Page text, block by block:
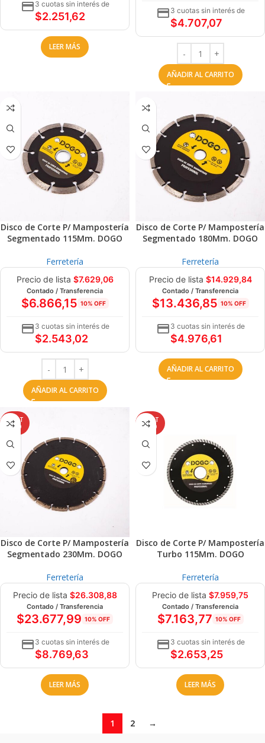
3 cuotas sin interés de
$2.251,62
LEER MÁS
3 cuotas sin interés de
$4.707,07
AÑADIR AL CARRITO
Disco de Corte P/ Mampostería
Segmentado 115Mm. DOGO
Ferretería
Precio de lista $7.629,06
Contado / Transferencia
$6.866,15 10% OFF
3 cuotas sin interés de
$2.543,02
AÑADIR AL CARRITO
Disco de Corte P/ Mampostería
Segmentado 180Mm. DOGO
Ferretería
Precio de lista $14.929,84
Contado / Transferencia
$13.436,85 10% OFF
3 cuotas sin interés de
$4.976,61
AÑADIR AL CARRITO
AGOT
ADO
Disco de Corte P/ Mampostería
Segmentado 230Mm. DOGO
Ferretería
Precio de lista $26.308,88
Contado / Transferencia
$23.677,99 10% OFF
3 cuotas sin interés de
$8.769,63
LEER MÁS
AGOT
ADO
Disco de Corte P/ Mampostería
Turbo 115Mm. DOGO
Ferretería
Precio de lista $7.959,75
Contado / Transferencia
$7.163,77 10% OFF
3 cuotas sin interés de
$2.653,25
LEER MÁS
1 2 →